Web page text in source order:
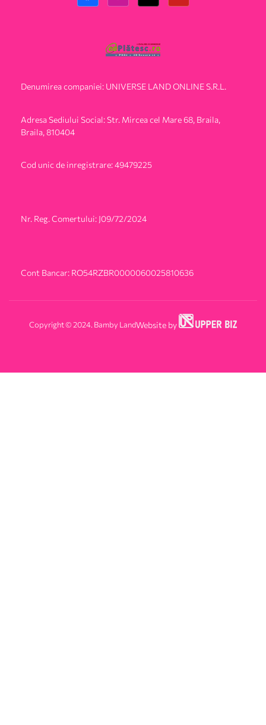
Denumirea companiei: UNIVERSE LAND ONLINE S.R.L.
Adresa Sediului Social: Str. Mircea cel Mare 68, Braila,
Braila, 810404
Cod unic de inregistrare: 49479225
Nr. Reg. Comertului: J09/72/2024
Cont Bancar: RO54RZBR0000060025810636
Copyright © 2024. Bamby LandWebsite by